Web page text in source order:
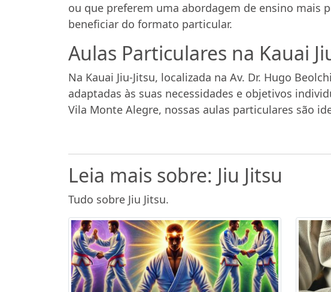
ou que preferem uma abordagem de ensino mais
beneficiar do formato particular.
Aulas Particulares na Kauai
Na Kauai Jiu-Jitsu, localizada na Av. Dr. Hugo
adaptadas às suas necessidades e objetivos
Vila Monte Alegre, nossas aulas particulares são
Leia mais sobre: Jiu Jitsu
Tudo sobre Jiu Jitsu.